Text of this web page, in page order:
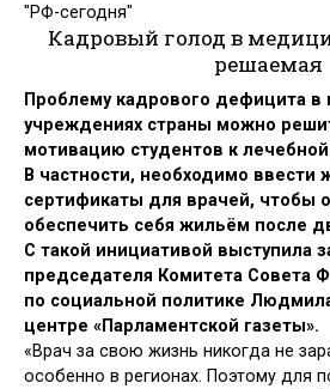
"РФ-сегодня"
Кадровый голод в
решаемая
Проблему кадрового дефицита в
учреждениях страны можно
мотивацию студентов к
В частности, необходимо
сертификаты для врачей, чтобы
обеспечить себя жильём после
С такой инициативой выступила
председателя Комитета Совета
по социальной политике
центре «Парламентской газеты».
«Врач за свою жизнь никогда не
особенно в регионах. Поэтому для